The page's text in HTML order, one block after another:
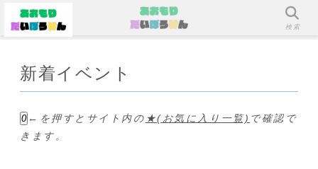
新着イベント
0 ←を押すとサイト内の ★(お気に入り一覧) で確認で
きます。
メニュー 検索